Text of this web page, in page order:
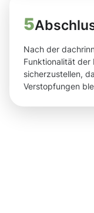
5
Nach der
Funktionalität der
sicherzustellen,
Verstopfungen